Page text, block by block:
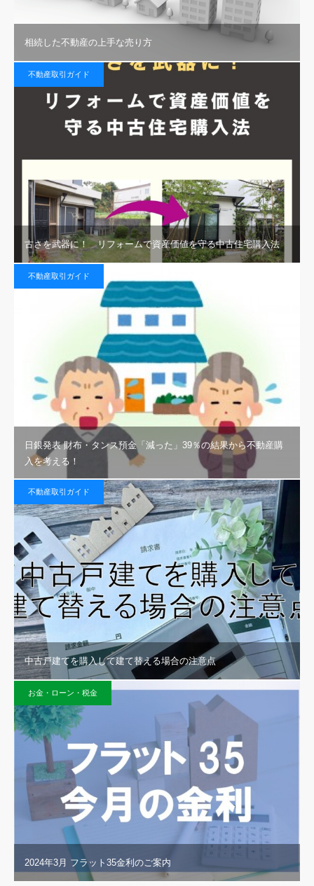
相続した不動産の上手な売り方
不動産取引ガイド
古さを武器に！ リフォームで資産価値を守る中古住宅購入法
不動産取引ガイド
日銀発表 財布・タンス預金「減った」39％の結果から不動産購
入を考える！
不動産取引ガイド
中古戸建てを購入して建て替える場合の注意点
お金・ローン・税金
2024年3月 フラット35金利のご案内